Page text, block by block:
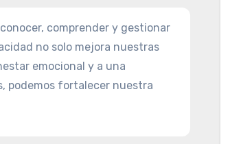
comprender y gestionar
no solo mejora nuestras
emocional y a una
podemos fortalecer nuestra